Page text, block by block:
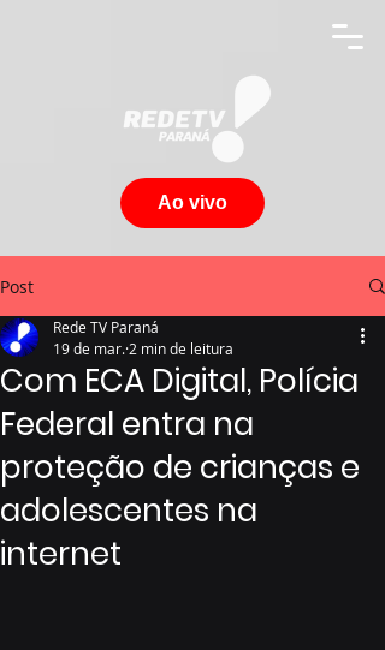
Ao vivo
Post
Com ECA Digital, Polícia
Federal entra na
proteção de crianças e
adolescentes na
internet
Rede TV Paraná
19 de mar. 2 min de leitura